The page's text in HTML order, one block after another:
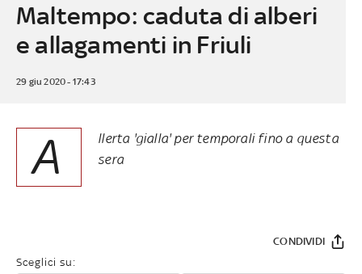
Maltempo: caduta di alberi
e allagamenti in Friuli
29 giu 2020 - 17:43
A
llerta 'gialla' per temporali fino a questa
sera
Sceglici su:
CONDIVIDI